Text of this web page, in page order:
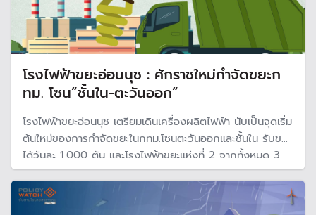
โรงไฟฟ้าขยะอ่อนนุช : ศักราชใหม่กำจัดขยะก
ทม. โซน”ชั้นใน-ตะวันออก”
โรงไฟฟ้าขยะอ่อนนุช เตรียมเดินเครื่องผลิตไฟฟ้า นับเป็นจุดเริ่ม
ต้นใหม่ของการกำจัดขยะในกทม.โซนตะวันออกและชั้นใน รับขยะ
ได้วันละ 1,000 ตัน และโรงไฟฟ้าขยะแห่งที่ 2 จากทั้งหมด 3
แห่ง แต่ขยะยังเป็นปัญหาใหญ่ของกทม. แม้จะเดินเครื่อง 3
แห่ง แต่กำจัดขยะได้เพียง 2,500 ตัน จาก 10,000 ตัน ที่
เหลือยังกลบฝัง